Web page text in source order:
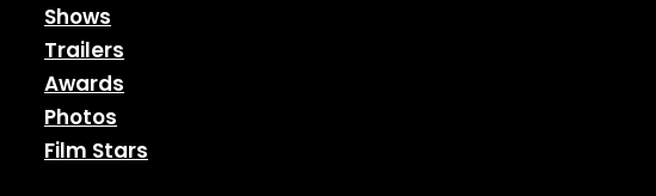
Shows
Trailers
Awards
Photos
Film Stars